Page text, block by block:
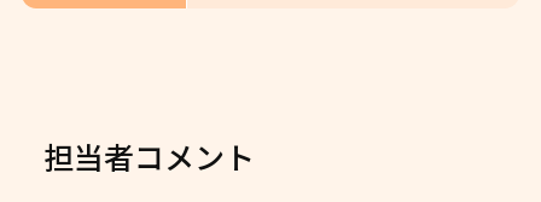
担当者コメント